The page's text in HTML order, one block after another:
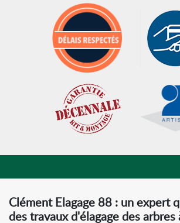
Clément Elagage 88 : un expert
des travaux d'élagage des arbres